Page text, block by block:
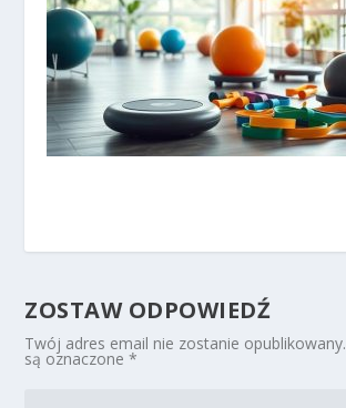
ZOSTAW ODPOWIEDŹ
Twój adres email nie zostanie opublikowany.
są oznaczone*